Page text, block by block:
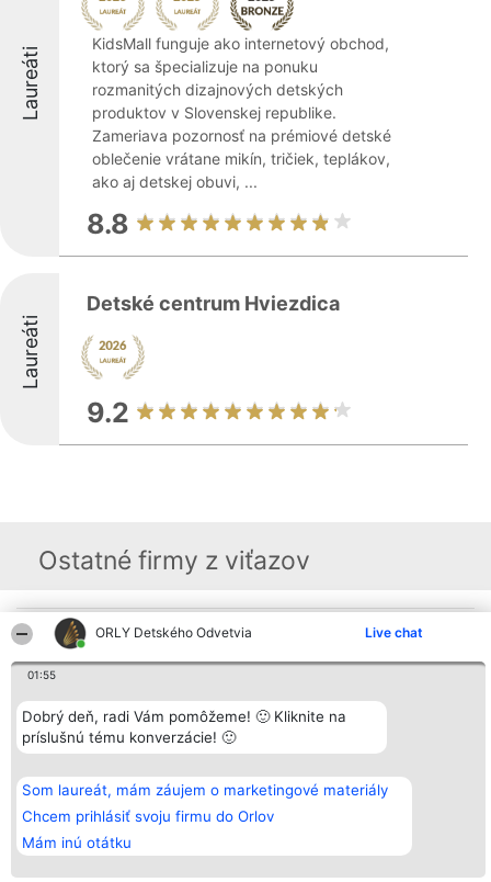
ORLY Detského Odvetvia Live chat
01:55
Dobrý deň, radi Vám pomôžeme! 🙂 Kliknite na
príslušnú tému konverzácie! 🙂
Som laureát, mám záujem o marketingové materiály
Chcem prihlásiť svoju firmu do Orlov
Mám inú otátku
Laureáti
KidsMall funguje ako internetový obchod,
ktorý sa špecializuje na ponuku
rozmanitých dizajnových detských
produktov v Slovenskej republike.
Zameriava pozornosť na prémiové detské
oblečenie vrátane mikín, tričiek, teplákov,
ako aj detskej obuvi, ...
8.8
Laureáti
Detské centrum Hviezdica
9.2
Ostatné firmy z viťazov
Organizátor hodnotenia
Bright Side Solutions sp. z o.
o. sp. k.
ul. Ruska 22
Wrocław 50-079
KRS 0000749100 | Regon
381313360 | NIP 8943132676
+48 508 492 400
Hodnotenie
Lista
Laureatów
Podmienky
Obchodné
podmienky
ochrany
osobných
údajov
Kontakt